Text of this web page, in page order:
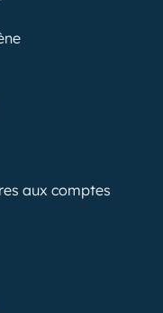
aux comptes